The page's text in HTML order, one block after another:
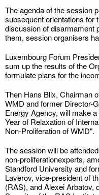
The agenda of the session
subsequent orientations for
discussion of disarmament
them, session organisers
Luxembourg Forum
sum up the results of the
formulate plans for the
Then Hans Blix, Chairman
WMD and former Director-
Energy Agency, will make
Year of Relaxation of
Non-Proliferation of WMD".
The session will be
non-proliferationexperts,
Standford University and
Laverov, vice-president of
(RAS), and Alexei Arbatov,